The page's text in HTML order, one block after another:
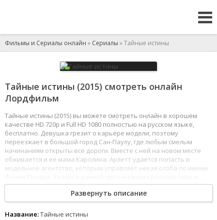
Фильмы и Сериалы онлайн » Сериалы » Тайные истины
Тайные истины (2015) смотреть онлайн
Лордфильм
Тайные истины (2015) вы можете смотреть онлайн в хорошем
качестве HD 720p и Full HD 1080 полностью на русском языке,
бесплатно. Девушка грезит о карьере модели, поэтому
переезжает в большой город Сан-Паулу, где любым смелым
начинаниям открыты все дороги. Вместе с ней на новом месте
обживается и ее мама Каролина. Арлетт удается попасть в
модельное агентство, которым управляет некая особа по имени
заманчиво описывает все преимущества работы у нее, обещает
Однако на деле все не так радужно… Девушка уже видит себя на
Развернуть описание
Название:Тайные истины